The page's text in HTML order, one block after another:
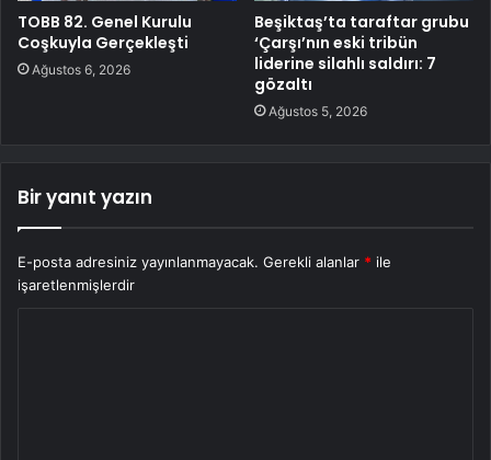
TOBB 82. Genel Kurulu
Coşkuyla Gerçekleşti
Ağustos 6, 2026
Beşiktaş’ta taraftar grubu
‘Çarşı’nın eski tribün
liderine silahlı saldırı: 7
gözaltı
Ağustos 5, 2026
Bir yanıt yazın
E-posta adresiniz yayınlanmayacak. Gerekli alanlar * ile
işaretlenmişlerdir